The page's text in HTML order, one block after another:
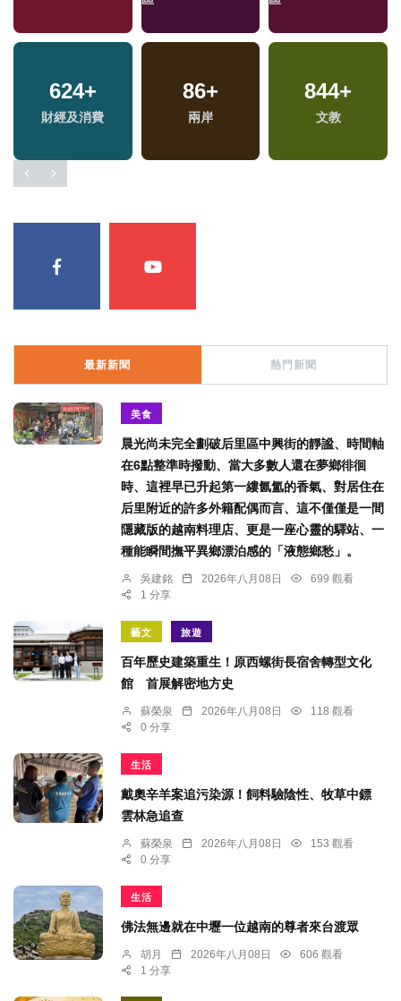
624+
財經及消費
86+
兩岸
844+
文教
最新新聞 熱門新聞
美食
晨光尚未完全劃破后里區中興街的靜謐、時間軸
在6點整準時撥動、當大多數人還在夢鄉徘徊
時、這裡早已升起第一縷氤氳的香氣、對居住在
后里附近的許多外籍配偶而言、這不僅僅是一間
隱藏版的越南料理店、更是一座心靈的驛站、一
種能瞬間撫平異鄉漂泊感的「液態鄉愁」。
吳建銘 2026年八月08日
699 觀看
1 分享
藝文 旅遊
百年歷史建築重生！原西螺街長宿舍轉型文化
館 首展解密地方史
蘇榮泉 2026年八月08日
118 觀看
0 分享
生活
戴奧辛羊案追污染源！飼料驗陰性、牧草中鏢
雲林急追查
蘇榮泉 2026年八月08日
153 觀看
0 分享
生活
佛法無邊就在中壢一位越南的尊者來台渡眾
胡月 2026年八月08日
606 觀看
1 分享